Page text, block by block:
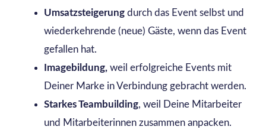
Umsatzsteigerungdurch das Event selbst und
wiederkehrende (neue) Gäste, wenn das Event
gefallen hat.
Imagebildung, weil erfolgreiche Events mit
Deiner Marke in Verbindung gebracht werden.
Starkes Teambuilding, weil Deine Mitarbeiter
und Mitarbeiterinnen zusammen anpacken.